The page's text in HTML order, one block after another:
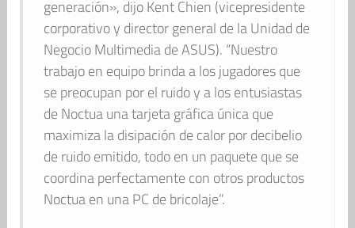
generación», dijo Kent Chien (vicepresidente
corporativo y director general de la Unidad de
Negocio Multimedia de ASUS). “Nuestro
trabajo en equipo brinda a los jugadores que
se preocupan por el ruido y a los entusiastas
de Noctua una tarjeta gráfica única que
maximiza la disipación de calor por decibelio
de ruido emitido, todo en un paquete que se
coordina perfectamente con otros productos
Noctua en una PC de bricolaje”.